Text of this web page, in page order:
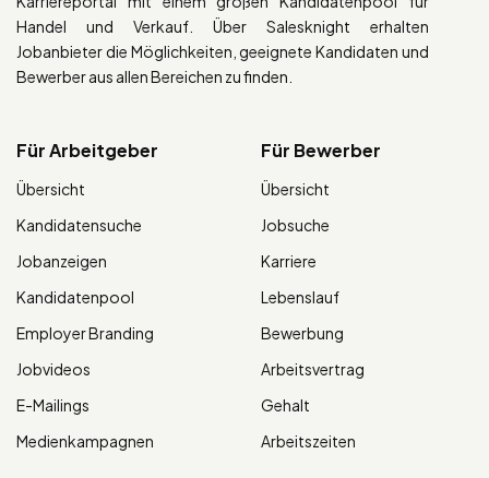
Handel und Verkauf. Über Salesknight erhalten
Jobanbieter die Möglichkeiten, geeignete Kandidaten und
Bewerber aus allen Bereichen zu finden.
Für Arbeitgeber
Übersicht
Kandidatensuche
Jobanzeigen
Kandidatenpool
Employer Branding
Jobvideos
E-Mailings
Medienkampagnen
Für Bewerber
Übersicht
Jobsuche
Karriere
Lebenslauf
Bewerbung
Arbeitsvertrag
Gehalt
Arbeitszeiten